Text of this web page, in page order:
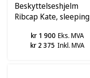
Beskyttelseshjelm
Ribcap Kate, sleeping
kr 1 900 Eks. MVA
kr 2 375 Inkl. MVA